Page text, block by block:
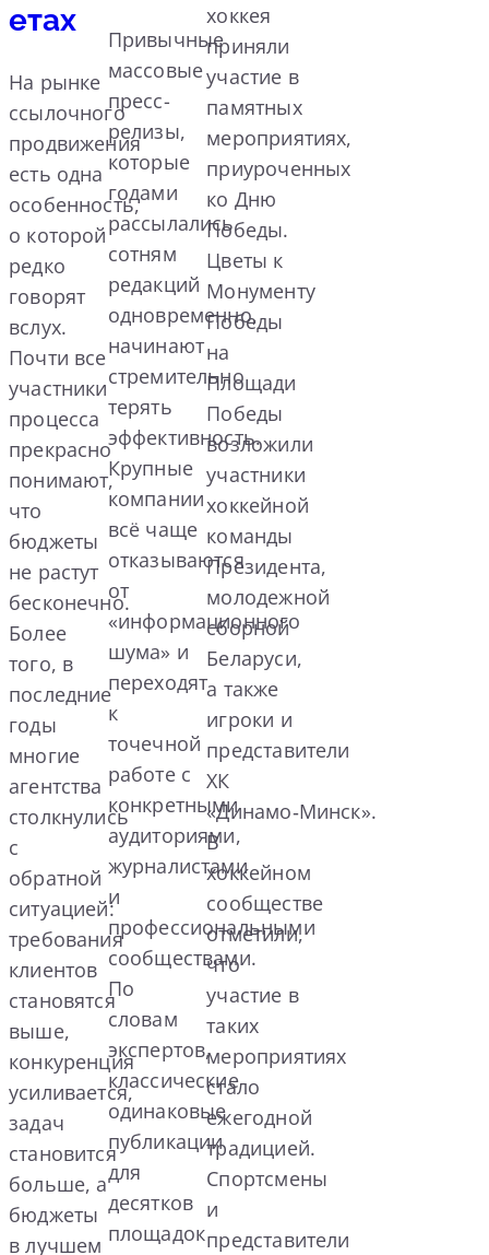
етах
На рынке
ссылочного
продвижения
есть одна
особенность,
о которой
редко
говорят
вслух.
Почти все
участники
процесса
прекрасно
понимают,
что
бюджеты
не растут
бесконечно.
Более
того, в
последние
годы
многие
агентства
столкнулись
с
обратной
ситуацией:
требования
клиентов
становятся
выше,
конкуренция
усиливается,
задач
становится
больше, а
бюджеты
в лучшем
Привычные
массовые
пресс-
релизы,
которые
годами
рассылались
сотням
редакций
одновременно,
начинают
стремительно
терять
эффективность.
Крупные
компании
всё чаще
отказываются
от
«информационного
шума» и
переходят
к
точечной
работе с
конкретными
аудиториями,
журналистами
и
профессиональными
сообществами.
По
словам
экспертов,
классические
одинаковые
публикации
для
десятков
площадок
хоккея
приняли
участие в
памятных
мероприятиях,
приуроченных
ко Дню
Победы.
Цветы к
Монументу
Победы
на
Площади
Победы
возложили
участники
хоккейной
команды
Президента,
молодежной
сборной
Беларуси,
а также
игроки и
представители
ХК
«Динамо‑Минск».
В
хоккейном
сообществе
отметили,
что
участие в
таких
мероприятиях
стало
ежегодной
традицией.
Спортсмены
и
представители